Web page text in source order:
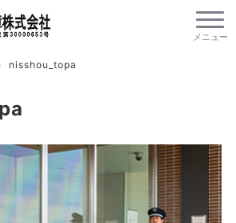
nisshou_topa